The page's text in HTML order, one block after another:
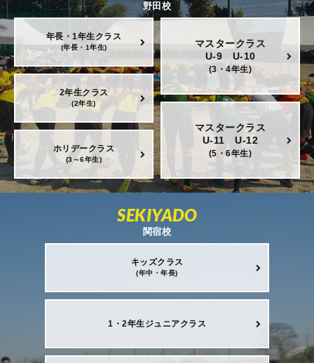
野田校
年長・1年生クラス
(年長・1年生)
2年生クラス
(2年生)
ホリデークラス
(3～6年生)
マスタークラス
U-9 U-10
(3・4年生)
マスタークラス
U-11 U-12
(5・6年生)
SEKIYADO
関宿校
キッズクラス
(年中・年長)
1・2年生ジュニアクラス